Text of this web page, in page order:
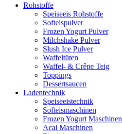
Rohstoffe
Speiseeis Rohstoffe
Softeispulver
Frozen Yogurt Pulver
Milchshake Pulver
Slush Ice Pulver
Waffeltüten
Waffel- & Crêpe Teig
Toppings
Dessertsaucen
Ladentechnik
Speiseeistechnik
Softeismaschinen
Frozen Yogurt Maschinen
Acai Maschinen